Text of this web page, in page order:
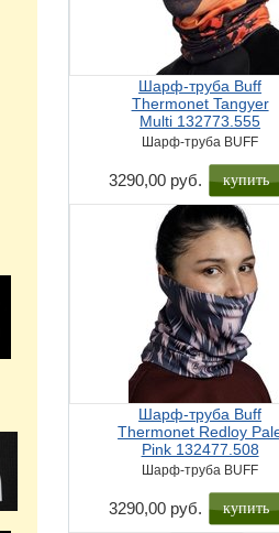
Шарф-труба Buff
Thermonet Tangyer
Multi 132773.555
Шарф-труба BUFF
3290,00 руб.
Шарф-труба Buff
Thermonet Redloy
Pink 132477.508
Шарф-труба BUFF
3290,00 руб.